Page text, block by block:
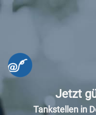
Jetzt
Tankstellen in